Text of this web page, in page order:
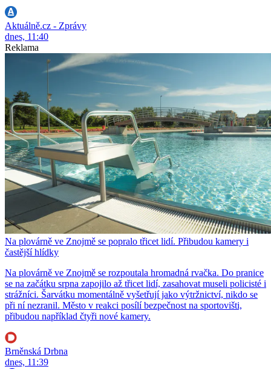
Aktuálně.cz - Zprávy
dnes, 11:40
Reklama
Na plovárně ve Znojmě se popralo třicet lidí. Přibudou kamery i
častější hlídky
Na plovárně ve Znojmě se rozpoutala hromadná rvačka. Do pranice
se na začátku srpna zapojilo až třicet lidí, zasahovat museli policisté i
strážníci. Šarvátku momentálně vyšetřují jako výtržnictví, nikdo se
při ní nezranil. Město v reakci posílí bezpečnost na sportovišti,
přibudou například čtyři nové kamery.
Brněnská Drbna
dnes, 11:39